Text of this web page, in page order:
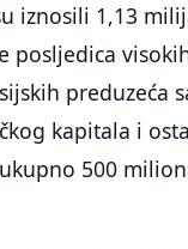
iznosili 1,13
posljedica
preduzeća
kapitala i
500